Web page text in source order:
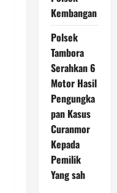
Kembangan
Polsek
Tambora
Serahkan 6
Motor Hasil
Pengungka
pan Kasus
Curanmor
Kepada
Pemilik
Yang sah